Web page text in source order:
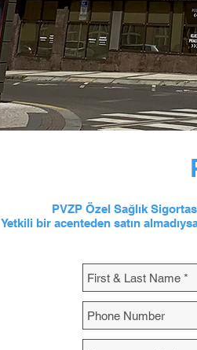
PVZP Özel Sağlık
Yetkili bir acenteden satın